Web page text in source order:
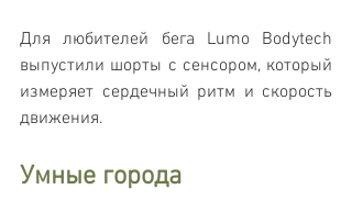
Для любителей бега Lumo Bodytech
выпустили шорты с сенсором, который
измеряет сердечный ритм и скорость
движения.
Умные города